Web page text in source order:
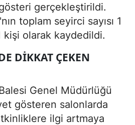
gerçekleştirildi.
toplam seyirci sayısı 1
kişi olarak kaydedildi.
DIKKAT ÇEKEN
Genel Müdürlüğü
gösteren salonlarda
ilgi artmaya